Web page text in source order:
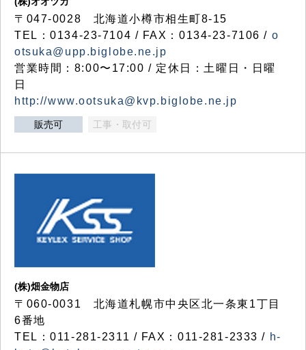
〒047-0028 北海道小樽市相生町8-15
TEL：0134-23-7104 / FAX：0134-23-7106 / o
otsuka@upp.biglobe.ne.jp
営業時間：8:00〜17:00 / 定休日：土曜日・日曜
日
http://www.ootsuka@kvp.biglobe.ne.jp
販売可 工事・取付可
(株)畑金物店
〒060-0031 北海道札幌市中央区北一条東1丁目
6番地
TEL：011-281-2311 / FAX：011-281-2333 / h-